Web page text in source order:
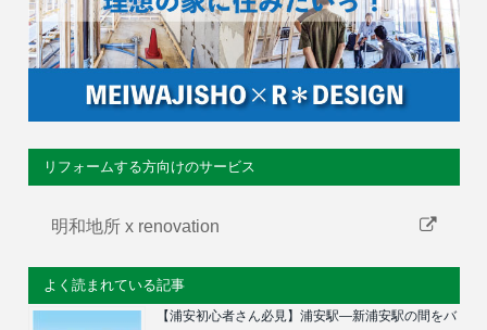
リフォームする方向けのサービス
明和地所 x renovation
よく読まれている記事
【浦安初心者さん必見】浦安駅―新浦安駅の間をバ